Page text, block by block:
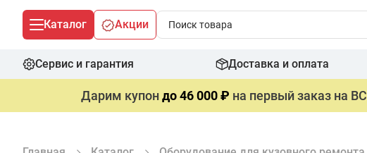
Каталог Акции
Сервис и гарантия Доставка и оплата
Дарим купондо 46 000 ₽ на первый заказ на